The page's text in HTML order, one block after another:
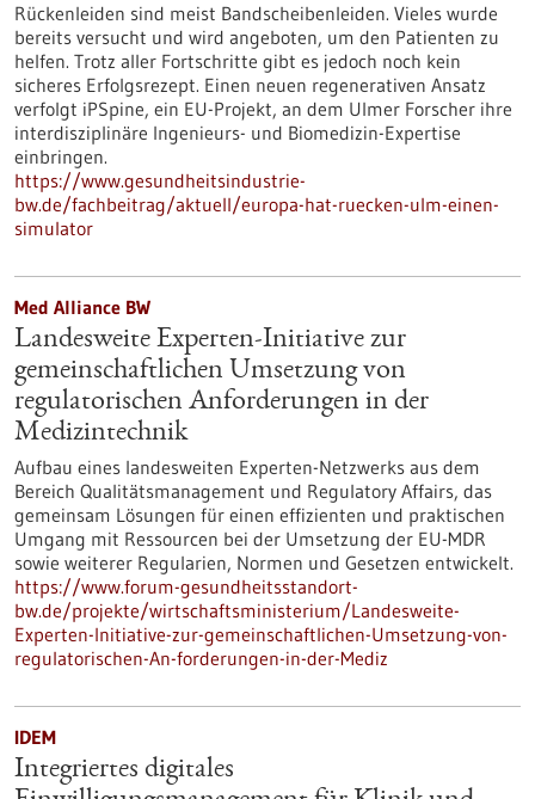
Rückenleiden sind meist Bandscheibenleiden. Vieles wurde
bereits versucht und wird angeboten, um den Patienten zu
helfen. Trotz aller Fortschritte gibt es jedoch noch kein
sicheres Erfolgsrezept. Einen neuen regenerativen Ansatz
verfolgt iPSpine, ein EU-Projekt, an dem Ulmer Forscher ihre
interdisziplinäre Ingenieurs- und Biomedizin-Expertise
einbringen.
https://www.gesundheitsindustrie-
bw.de/fachbeitrag/aktuell/europa-hat-ruecken-ulm-einen-
simulator
Med Alliance BW
Landesweite Experten-Initiative zur
gemeinschaftlichen Umsetzung von
regulatorischen Anforderungen in der
Medizintechnik
Aufbau eines landesweiten Experten-Netzwerks aus dem
Bereich Qualitätsmanagement und Regulatory Affairs, das
gemeinsam Lösungen für einen effizienten und praktischen
Umgang mit Ressourcen bei der Umsetzung der EU-MDR
sowie weiterer Regularien, Normen und Gesetzen entwickelt.
https://www.forum-gesundheitsstandort-
bw.de/projekte/wirtschaftsministerium/Landesweite-
Experten-Initiative-zur-gemeinschaftlichen-Umsetzung-von-
regulatorischen-An-forderungen-in-der-Mediz
IDEM
Integriertes digitales